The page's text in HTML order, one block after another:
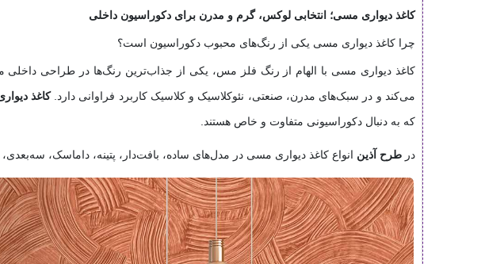
کاغذ دیواری مسی؛ انتخابی لوکس، گرم و مدرن برای دکوراسیون داخلی
چرا کاغذ دیواری مسی یکی از رنگ‌های محبوب دکوراسیون است؟
کاغذ دیواری مسی با الهام از رنگ فلز مس، یکی از جذاب‌ترین رنگ‌ها در طراحی
می‌کند و در سبک‌های مدرن، صنعتی، نئوکلاسیک و کلاسیک کاربرد فراوانی دارد.کاغذ
که به دنبال دکوراسیونی متفاوت و خاص هستند.
در طرح آذین انواع کاغذ دیواری مسی در مدل‌های ساده، بافت‌دار، پتینه، داماسک،